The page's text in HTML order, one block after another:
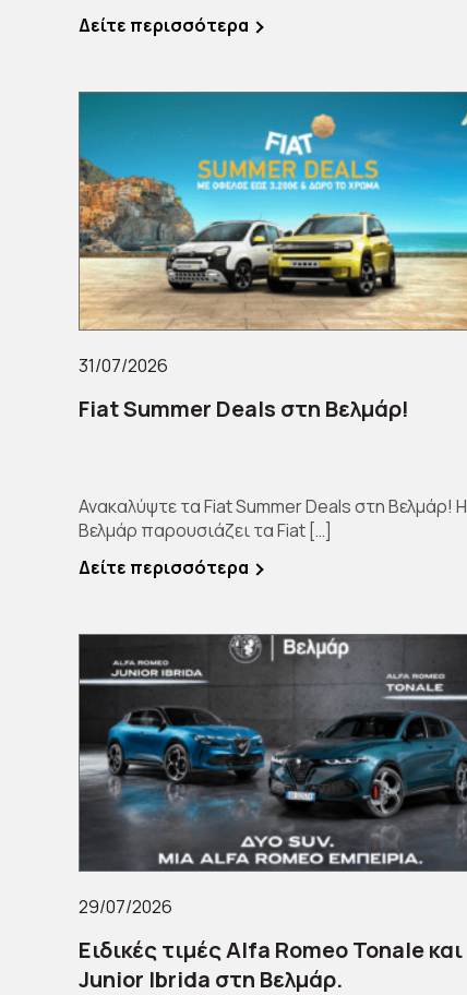
Δείτε περισσότερα
31/07/2026
Fiat Summer Deals στη Βελμάρ!
Ανακαλύψτε τα Fiat Summer Deals στη Βελμάρ! Η
Βελμάρ παρουσιάζει τα Fiat […]
Δείτε περισσότερα
29/07/2026
Ειδικές τιμές Alfa Romeo Tonale και
Junior Ibrida στη Βελμάρ.